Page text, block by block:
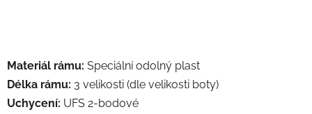
Materiál rámu: Speciální odolný plast
Délka rámu: 3 velikosti (dle velikosti boty)
Uchycení: UFS 2-bodové